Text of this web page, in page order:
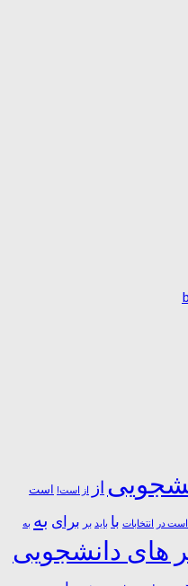
از از است! است
است در انتخابات با باید بر برای به به
های دانشجویی